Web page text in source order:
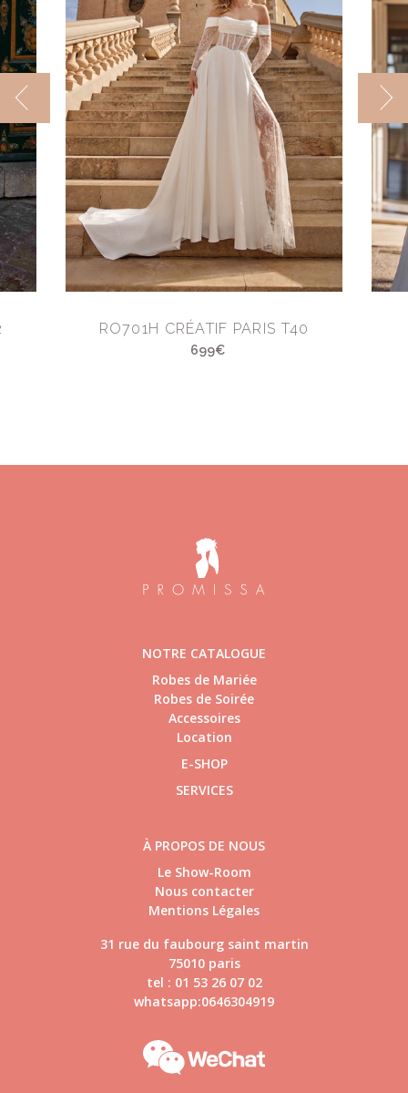
RO701H CRÉATIF PARIS T40
699€
NOTRE CATALOGUE
Robes de Mariée
Robes de Soirée
Accessoires
Location
E-SHOP
SERVICES
À PROPOS DE NOUS
Le Show-Room
Nous contacter
Mentions Légales
31 rue du faubourg saint martin
75010 paris
tel : 01 53 26 07 02
whatsapp:0646304919